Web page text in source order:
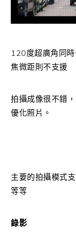
120度超廣角同
焦微距則不支援
拍攝成像很不錯
優化照片。
主要的拍攝模式
等等
錄影